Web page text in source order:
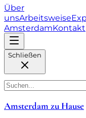
Über
unsArbeitsweise
AmsterdamKontakt
Schließen
Amsterdam zu Hause